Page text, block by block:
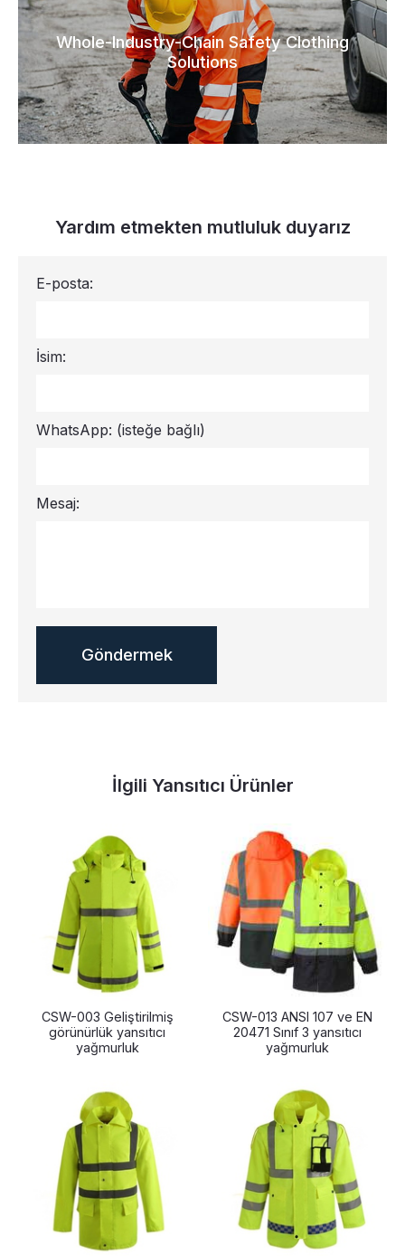
Whole-Industry-Chain Safety Clothing
Solutions
Yardım etmekten mutluluk duyarız
E-posta:
İsim:
WhatsApp: (isteğe bağlı)
Mesaj:
İlgili Yansıtıcı Ürünler
CSW-003 Geliştirilmiş
görünürlük yansıtıcı
yağmurluk
CSW-013 ANSI 107 ve EN
20471 Sınıf 3 yansıtıcı
yağmurluk